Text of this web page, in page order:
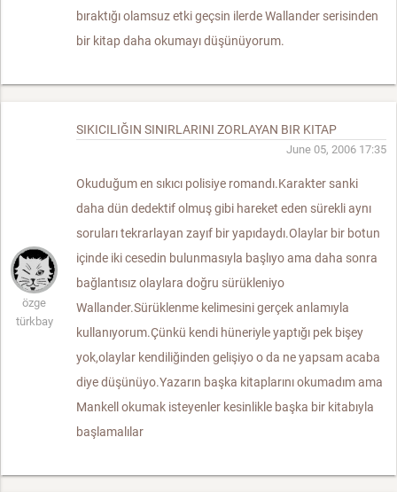
bıraktığı olamsuz etki geçsin ilerde Wallander serisinden
bir kitap daha okumayı düşünüyorum.
özge
türkbay
SIKICILIĞIN SINIRLARINI ZORLAYAN BIR KITAP
June 05, 2006 17:35
Okuduğum en sıkıcı polisiye romandı.Karakter sanki
daha dün dedektif olmuş gibi hareket eden sürekli aynı
soruları tekrarlayan zayıf bir yapıdaydı.Olaylar bir botun
içinde iki cesedin bulunmasıyla başlıyo ama daha sonra
bağlantısız olaylara doğru sürükleniyo
Wallander.Sürüklenme kelimesini gerçek anlamıyla
kullanıyorum.Çünkü kendi hüneriyle yaptığı pek bişey
yok,olaylar kendiliğinden gelişiyo o da ne yapsam acaba
diye düşünüyo.Yazarın başka kitaplarını okumadım ama
Mankell okumak isteyenler kesinlikle başka bir kitabıyla
başlamalılar